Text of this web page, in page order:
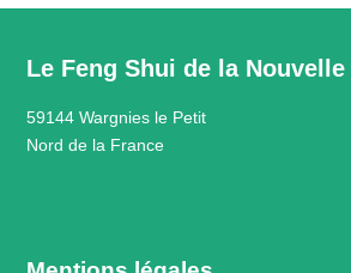
Le Feng Shui de la
59144 Wargnies le Petit
Nord de la France